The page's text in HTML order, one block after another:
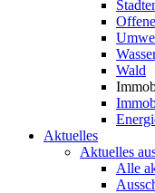
Wald
Aktuelles
Aktuelles
Alle